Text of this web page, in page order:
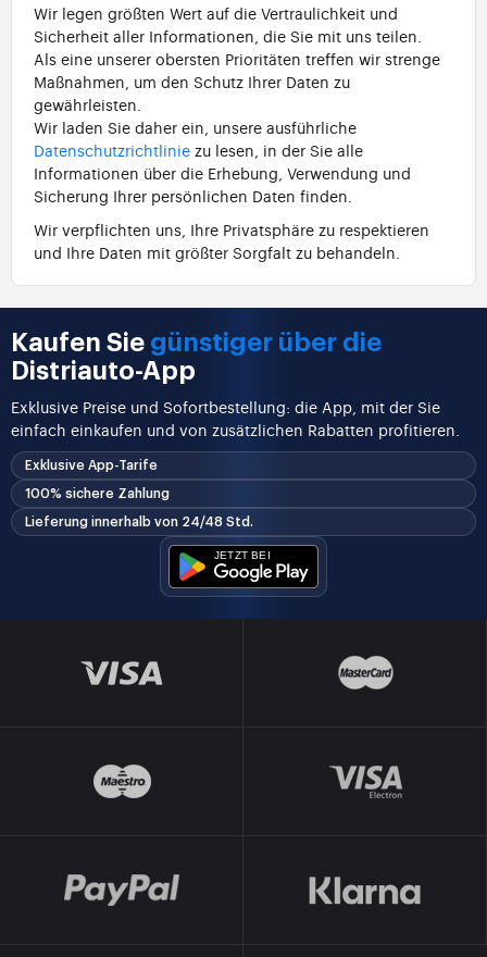
Wir legen größten Wert auf die Vertraulichkeit und
Sicherheit aller Informationen, die Sie mit uns teilen.
Als eine unserer obersten Prioritäten treffen wir strenge
Maßnahmen, um den Schutz Ihrer Daten zu
gewährleisten.
Wir laden Sie daher ein, unsere ausführliche
Datenschutzrichtlinie zu lesen, in der Sie alle
Informationen über die Erhebung, Verwendung und
Sicherung Ihrer persönlichen Daten finden.
Wir verpflichten uns, Ihre Privatsphäre zu respektieren
und Ihre Daten mit größter Sorgfalt zu behandeln.
Kaufen Sie günstiger über die
Distriauto-App
Exklusive Preise und Sofortbestellung: die App, mit der Sie
einfach einkaufen und von zusätzlichen Rabatten profitieren.
Exklusive App-Tarife
100% sichere Zahlung
Lieferung innerhalb von 24/48 Std.